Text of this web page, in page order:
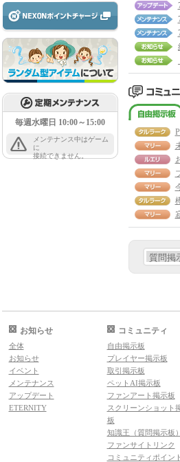
毎週水曜日 10:00～15:00
メンテナンス中はゲーム
に
接続できません。
お知らせ
全体
お知らせ
イベント
メンテナンス
アップデート
ETERNITY
コミュニティ
自由掲示板
プレイヤー掲示板
取引掲示板
ペットAI掲示板
ファンアート掲示板
スクリーンショット
板
知識王（質問掲示板）
ファンサイトリンク
コミュニティポイント